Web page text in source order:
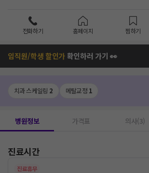
전화하기 홈페이지 찜하기
임직원/학생 할인가확인하러 가기 👀
치과 스케일링 2 메탈교정 1
병원정보 가격표 의사(3)
진료시간
진료휴무